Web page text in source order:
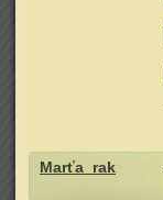
Marťa_rak